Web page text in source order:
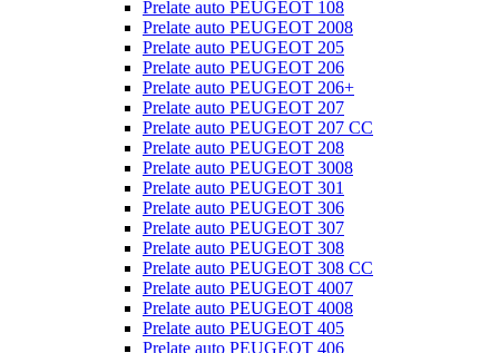
Prelate auto PEUGEOT 108
Prelate auto PEUGEOT 2008
Prelate auto PEUGEOT 205
Prelate auto PEUGEOT 206
Prelate auto PEUGEOT 206+
Prelate auto PEUGEOT 207
Prelate auto PEUGEOT 207 CC
Prelate auto PEUGEOT 208
Prelate auto PEUGEOT 3008
Prelate auto PEUGEOT 301
Prelate auto PEUGEOT 306
Prelate auto PEUGEOT 307
Prelate auto PEUGEOT 308
Prelate auto PEUGEOT 308 CC
Prelate auto PEUGEOT 4007
Prelate auto PEUGEOT 4008
Prelate auto PEUGEOT 405
Prelate auto PEUGEOT 406